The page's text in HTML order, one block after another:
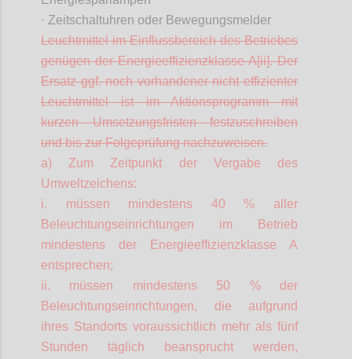
· Zeitschaltuhren oder Bewegungsmelder
Leuchtmittel im Einflussbereich des Betriebes
genügen der Energieeffizienzklasse A[ii]. Der
Ersatz ggf. noch vorhandener nicht effizienter
Leuchtmittel ist im Aktionsprogramm mit
kurzen Umsetzungsfristen festzuschreiben
und bis zur Folgeprüfung nachzuweisen.
a) Zum Zeitpunkt der Vergabe des
Umweltzeichens:
i. müssen mindestens 40 % aller
Beleuchtungseinrichtungen im Betrieb
mindestens der Energieeffizienzklasse A
entsprechen;
ii. müssen mindestens 50 % der
Beleuchtungseinrichtungen, die aufgrund
ihres Standorts voraussichtlich mehr als fünf
Stunden täglich beansprucht werden,